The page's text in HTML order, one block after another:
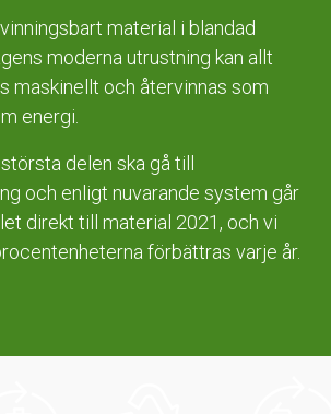
material i blandad
moderna utrustning kan allt
maskinellt och återvinnas som
energi.
delen ska gå till
och enligt nuvarande system går
direkt till material 2021, och vi
förbättras varje år.